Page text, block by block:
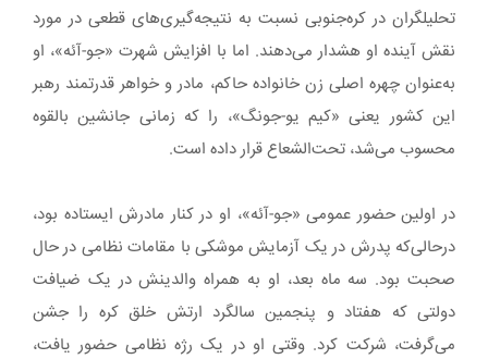
تحلیلگران در کره‌جنوبی نسبت به نتیجه‌گیری‌های قطعی در مورد
نقش آینده او هشدار می‌دهند. اما با افزایش شهرت «جو-آئه»، او
به‌عنوان چهره اصلی زن خانواده حاکم، مادر و خواهر قدرتمند رهبر
این کشور یعنی «کیم یو-جونگ»، را که زمانی جانشین بالقوه
محسوب می‌شد، تحت‌الشعاع قرار داده است.
در اولین حضور عمومی «جو-آئه»، او در کنار مادرش ایستاده بود،
درحالی‌که پدرش در یک آزمایش موشکی با مقامات نظامی در حال
صحبت بود. سه ماه بعد، او به همراه والدینش در یک ضیافت
دولتی که هفتاد و پنجمین سالگرد ارتش خلق کره را جشن
می‌گرفت، شرکت کرد. وقتی او در یک رژه نظامی حضور یافت،